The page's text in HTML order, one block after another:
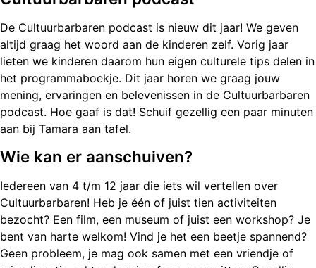
De Cultuurbarbaren podcast is nieuw dit jaar! We geven
altijd graag het woord aan de kinderen zelf. Vorig jaar
lieten we kinderen daarom hun eigen culturele tips delen in
het programmaboekje. Dit jaar horen we graag jouw
mening, ervaringen en belevenissen in de Cultuurbarbaren
podcast. Hoe gaaf is dat! Schuif gezellig een paar minuten
aan bij Tamara aan tafel.
Wie kan er aanschuiven?
Iedereen van 4 t/m 12 jaar die iets wil vertellen over
Cultuurbarbaren! Heb je één of juist tien activiteiten
bezocht? Een film, een museum of juist een workshop? Je
bent van harte welkom! Vind je het een beetje spannend?
Geen probleem, je mag ook samen met een vriendje of